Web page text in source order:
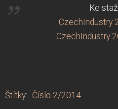
Ke
CzechIndustry
CzechIndustry
Štítky: Číslo 2/2014